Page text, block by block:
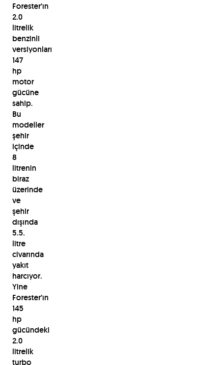
Forester’ın
2.0
litrelik
benzinli
versiyonları
147
hp
motor
gücüne
sahip.
Bu
modeller
şehir
içinde
8
litrenin
biraz
üzerinde
ve
şehir
dışında
5.5.
litre
civarında
yakıt
harcıyor.
Yine
Forester’ın
145
hp
gücündeki
2.0
litrelik
turbo